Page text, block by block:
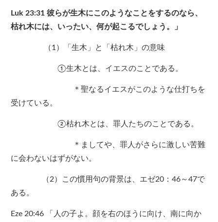
Luk 23:31 彼らが生木にこのようなことをするのなら、
枯れ木には、いったい、何が起こるでしょう。」
（1）「生木」と「枯れ木」の意味
①生木とは、イエスのことである。
＊聖なるイエスがこのような仕打ちを
受けている。
②枯れ木とは、罪人たちのことである。
＊ましてや、罪人がさらに激しい苦難
に会わないはずがない。
（2）この慣用句の背景は、エゼ20：46～47で
ある。
Eze 20:46 「人の子よ。顔を右のほうに向け、南に向か